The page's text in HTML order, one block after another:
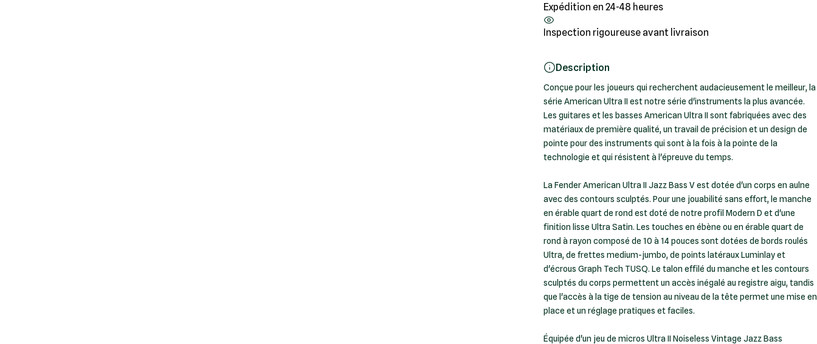
Expédition en 24-48 heures
Inspection rigoureuse avant livraison
Description
Conçue pour les joueurs qui recherchent audacieusement le meilleur, la
série American Ultra II est notre série d'instruments la plus avancée.
Les guitares et les basses American Ultra II sont fabriquées avec des
matériaux de première qualité, un travail de précision et un design de
pointe pour des instruments qui sont à la fois à la pointe de la
technologie et qui résistent à l'épreuve du temps.
La Fender American Ultra II Jazz Bass V est dotée d'un corps en aulne
avec des contours sculptés. Pour une jouabilité sans effort, le manche
en érable quart de rond est doté de notre profil Modern D et d'une
finition lisse Ultra Satin. Les touches en ébène ou en érable quart de
rond à rayon composé de 10 à 14 pouces sont dotées de bords roulés
Ultra, de frettes medium-jumbo, de points latéraux Luminlay et
d'écrous Graph Tech TUSQ. Le talon effilé du manche et les contours
sculptés du corps permettent un accès inégalé au registre aigu, tandis
que l'accès à la tige de tension au niveau de la tête permet une mise en
place et un réglage pratiques et faciles.
Équipée d'un jeu de micros Ultra II Noiseless Vintage Jazz Bass